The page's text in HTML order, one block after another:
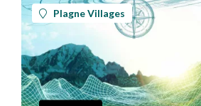
Plagne Villages